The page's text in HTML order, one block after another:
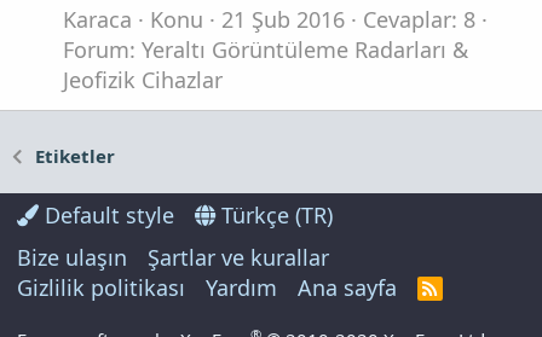
Karaca
Konu 21 Şub 2016
Cevaplar: 8
Forum: Yeraltı Görüntüleme Radarları &
Jeofizik Cihazlar
Etiketler
Default style
Türkçe (TR)
Bize ulaşın
Şartlar ve kurallar
Gizlilik politikası
Yardım Ana sayfa
R